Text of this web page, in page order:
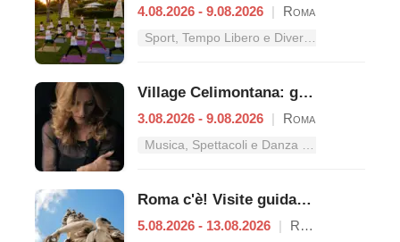
4.08.2026 - 9.08.2026 | Roma
Sport, Tempo Libero e Divertimento nel Lazio
Village Celimontana: gli appuntamenti dal 3 al 9 agosto
3.08.2026 - 9.08.2026 | Roma
Musica, Spettacoli e Danza nel Lazio
Roma c'è! Visite guidate (anche per bambini) dal 5 al 13 agosto 2026
5.08.2026 - 13.08.2026 | Roma